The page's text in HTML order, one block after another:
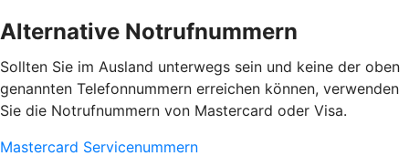
Alternative Notrufnummern
Sollten Sie im Ausland unterwegs sein und keine der oben
genannten Telefonnummern erreichen können, verwenden
Sie die Notrufnummern von Mastercard oder Visa.
Mastercard Servicenummern